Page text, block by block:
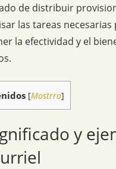
de distribuir
las tareas necesarias
la efectividad y el
[Mostrra]
y